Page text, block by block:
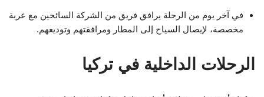
في آخر يوم من الرحلة يرافق فريق من الشركة السائحين مع عربة
مخصصة، لإيصال السياح إلى المطار ومرافقتهم وتوديعهم.
الرحلات الداخلية في تركيا